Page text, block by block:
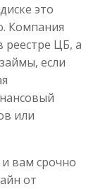
000₽
30 дня
это
Компания
реестре ЦБ, а
если
или
вам срочно
от